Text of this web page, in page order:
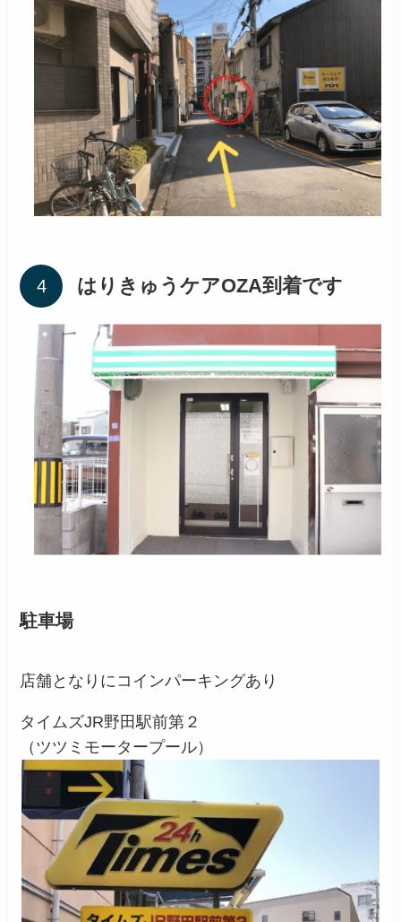
はりきゅうケアOZA到着です
駐車場
店舗となりにコインパーキングあり
タイムズJR野田駅前第２
（ツツミモータープール）